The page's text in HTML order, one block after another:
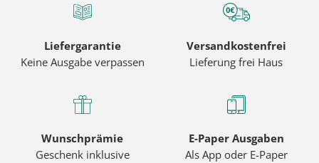
Liefergarantie
Keine Ausgabe verpassen
Versandkostenfrei
Lieferung frei Haus
Wunschprämie
Geschenk inklusive
E-Paper Ausgaben
Als App oder E-Paper